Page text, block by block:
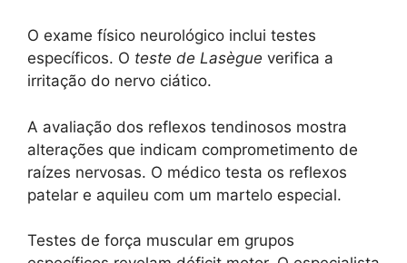
O exame físico neurológico inclui testes
específicos. O teste de Lasègue verifica a
irritação do nervo ciático.
A avaliação dos reflexos tendinosos mostra
alterações que indicam comprometimento de
raízes nervosas. O médico testa os reflexos
patelar e aquileu com um martelo especial.
Testes de força muscular em grupos